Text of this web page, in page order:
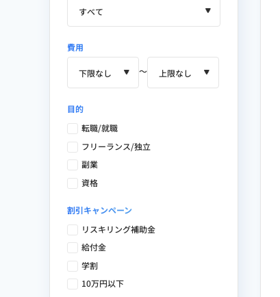
費用
〜
目的
転職/就職
フリーランス/独立
副業
資格
割引キャンペーン
リスキリング補助金
給付金
学割
10万円以下